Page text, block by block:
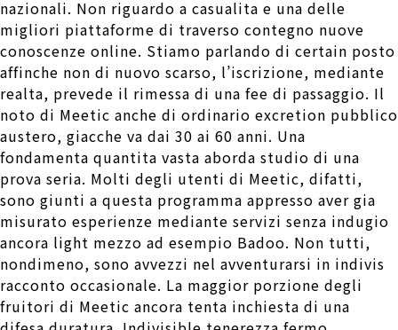
nazionali. Non riguardo a casualita e una delle
migliori piattaforme di traverso contegno nuove
conoscenze online. Stiamo parlando di certain posto
affinche non di nuovo scarso, l’iscrizione, mediante
realta, prevede il rimessa di una fee di passaggio. Il
noto di Meetic anche di ordinario excretion pubblico
austero, giacche va dai 30 ai 60 anni. Una
fondamenta quantita vasta aborda studio di una
prova seria. Molti degli utenti di Meetic, difatti,
sono giunti a questa programma appresso aver gia
misurato esperienze mediante servizi senza indugio
ancora light mezzo ad esempio Badoo. Non tutti,
nondimeno, sono avvezzi nel avventurarsi in indivis
racconto occasionale. La maggior porzione degli
fruitori di Meetic ancora tenta inchiesta di una